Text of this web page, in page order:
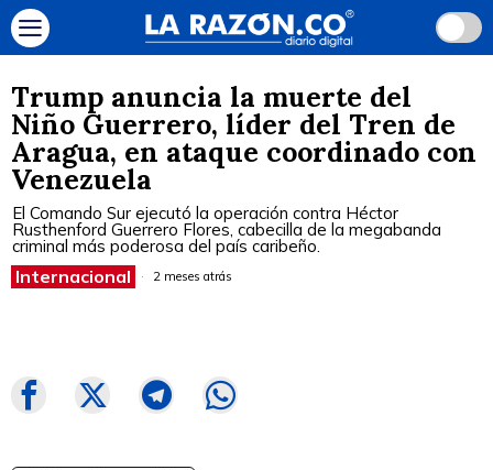
Trump anuncia la muerte del
Niño Guerrero, líder del Tren de
Aragua, en ataque coordinado con
Venezuela
El Comando Sur ejecutó la operación contra Héctor
Rusthenford Guerrero Flores, cabecilla de la megabanda
criminal más poderosa del país caribeño.
Internacional 2 meses atrás